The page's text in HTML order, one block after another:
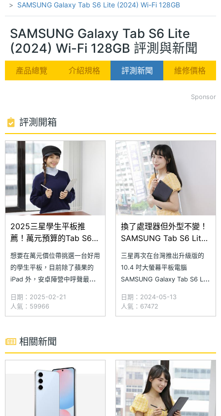
SAMSUNG Galaxy Tab S6 Lite (2024) Wi-Fi 128GB
SAMSUNG Galaxy Tab S6 Lite
(2024) Wi-Fi 128GB 評測與新聞
產品總覽 介紹規格 評測新聞 維修價格
Sponsor
評測開箱
2025三星學生平板推
薦！萬元預算的Tab S6
Lite、Tab S7 FE與Tab
S9 FE超詳細購買建議一
次看懂
想要在萬元價位帶挑選一台好用
的學生平板，目前除了蘋果的
iPad 外，安卓陣營中呼聲最高
腦，其中又以 Tab S6 Lite
2024、Tab S7 FE、Tab S9 FE
於這 3 款平板該怎麼選擇感到
日期：2025-02-21
人氣：59966
換了處理器但外型不變！
SAMSUNG Tab S6 Lite
(2024)開箱
三星再次在台灣推出升級版的
10.4 吋大螢幕平板電腦
SAMSUNG Galaxy Tab S6 Lite
作業系統、One UI 6.1 操作介
面，外觀承襲前代設計，但實際
日期：2024-05-13
人氣：67472
相關新聞